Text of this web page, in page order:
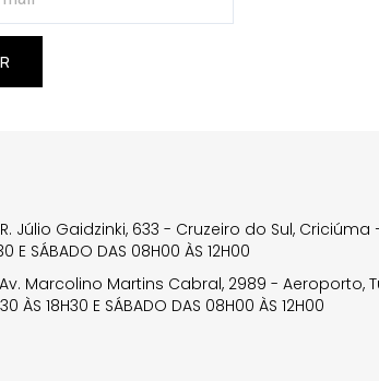
Júlio Gaidzinki, 633 - Cruzeiro do Sul, Criciúma
E SÁBADO DAS 08H00 ÀS 12H00
Marcolino Martins Cabral, 2989 - Aeroporto,
ÀS 18H30 E SÁBADO DAS 08H00 ÀS 12H00